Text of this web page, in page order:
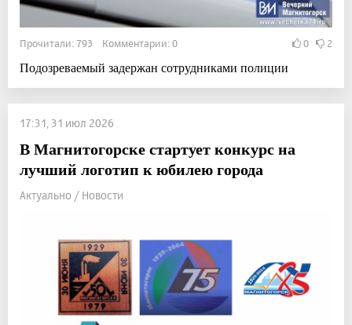
Прочитали: 793 Комментарии: 0 0 2
Подозреваемый задержан сотрудниками полиции
17:31, 31 июл 2026
В Магнитогорске стартует конкурс на
лучший логотип к юбилею города
Актуально / Новости